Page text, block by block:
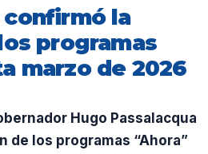
confirmó la
programas
marzo de 2026
Hugo Passalacqua
de los programas “Ahora”